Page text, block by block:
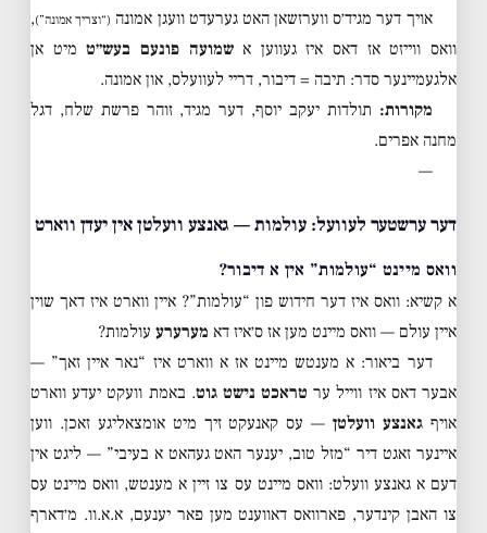
אויך דער מגיד׳ס ווערזשאן האט גערעדט וועגן אמונה (“וצריך אמונה”),
וואס ווייזט אז דאס איז געווען אשמועה פונעם בעש״טמיט אן
אלגעמיינער סדר: תיבה = דיבור, דריי לעוועלס, און אמונה.
מקורות: תולדות יעקב יוסף, דער מגיד, זוהר פרשת שלח, דגל
מחנה אפרים.
—
דער ערשטער לעוועל: עולמות — גאנצע וועלטן אין יעדן ווארט
וואס מיינט “עולמות” אין א דיבור?
א קשיא: וואס איז דער חידוש פון “עולמות”? איין ווארט איז דאך שוין
איין עולם — וואס מיינט מען אז ס׳איז דא מערערע עולמות?
דער ביאור: א מענטש מיינט אז א ווארט איז “נאר איין זאך” —
אבער דאס איז ווייל ער טראכט נישט גוט. באמת וועקט יעדע ווארט
אויף גאנצע וועלטן— עס קאנעקט זיך מיט אומצאליגע זאכן. ווען
איינער זאגט דיר “מזל טוב, יענער האט געהאט א בעיבי” — ליגט אין
דעם א גאנצע וועלט: וואס מיינט עס צו זיין א מענטש, וואס מיינט עס
צו האבן קינדער, פארוואס דאווענט מען פאר יענעם, א.א.וו. מ׳דארף